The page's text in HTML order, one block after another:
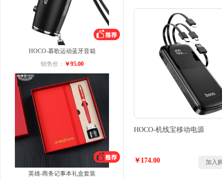
HOCO-慕歌运动蓝牙音箱
销售价： ￥95.00
英雄-商务记事本礼盒套装
HOCO-机线宝移动电源
￥174.00 加入